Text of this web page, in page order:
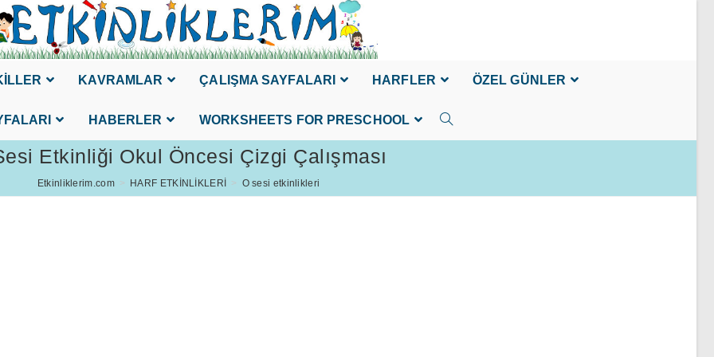
KAVRAMLAR ÇALIŞMA SAYFALARI HARFLER ÖZEL GÜNLER
HABERLER WORKSHEETS FOR PRESCHOOL
Etkinliği Okul Öncesi Çizgi Çalışması
Etkinliklerim.com > HARF ETKİNLİKLERİ > O sesi etkinlikleri